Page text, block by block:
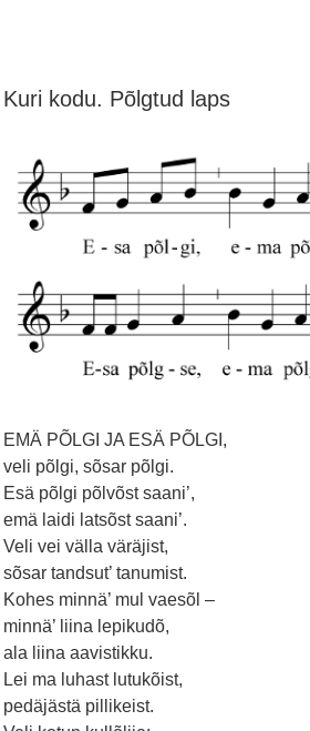
Kuri kodu. Põlgtud laps
EMÄ PÕLGI JA ESÄ PÕLGI,
veli põlgi, sõsar põlgi.
Esä põlgi põlvõst saani’,
emä laidi latsõst saani’.
Veli vei välla väräjist,
sõsar tandsut’ tanumist.
Kohes minnä’ mul vaesõl –
minnä’ liina lepikudõ,
ala liina aavistikku.
Lei ma luhast lutukõist,
pedäjästä pillikeist.